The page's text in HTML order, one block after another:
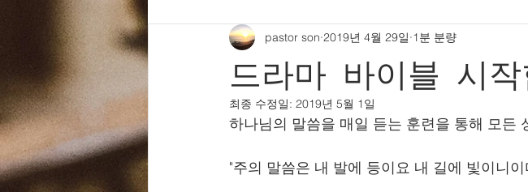
드라마 바이블 시
pastor son 2019년 4월 29일 1분 분량
최종 수정일: 2019년 5월 1일
하나님의 말씀을 매일 듣는 훈련을 통해 모든
"주의 말씀은 내 발에 등이요 내 길에 빛이니